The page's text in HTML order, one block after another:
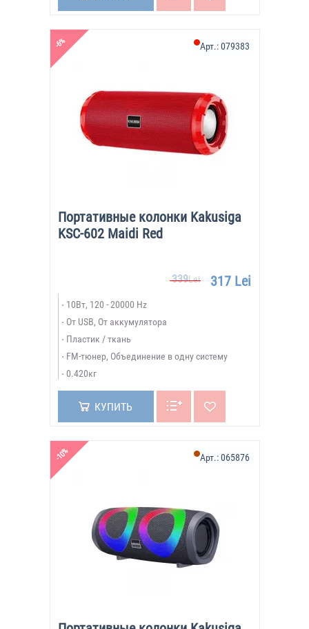
-6%
Портативные колонки Kakusiga
KSC-602 Maidi Red
Арт.:079383
339Lei 317 Lei
10Вт, 120 - 20000 Hz
От USB, От аккумулятора
Пластик / ткань
FM-тюнер, Объединение в одну систему
0.420кг
КУПИТЬ
-10% Арт.:065876